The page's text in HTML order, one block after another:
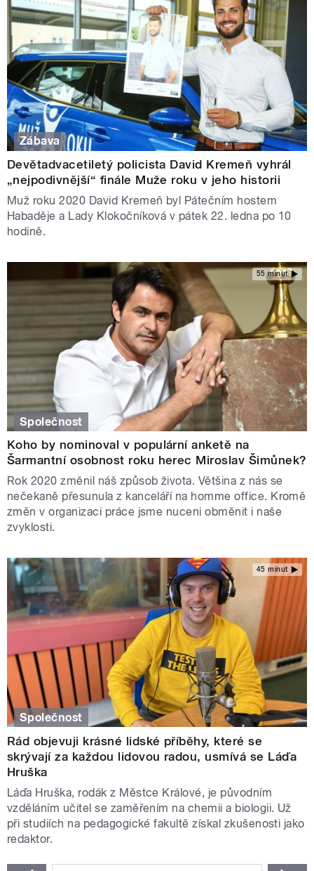
Zábava
Devětadvacetiletý policista David Kremeň vyhrál
„nejpodivnější“ finále Muže roku v jeho historii
Muž roku 2020 David Kremeň byl Pátečním hostem
Habaděje a Lady Klokočníková v pátek 22. ledna po 10
hodině.
55 minut
Společnost
Koho by nominoval v populární anketě na
Šarmantní osobnost roku herec Miroslav Šimůnek?
Rok 2020 změnil náš způsob života. Většina z nás se
nečekaně přesunula z kanceláří na homme office. Kromě
změn v organizaci práce jsme nuceni obměnit i naše
zvyklosti.
45 minut
Společnost
Rád objevuji krásné lidské příběhy, které se
skrývají za každou lidovou radou, usmívá se Láďa
Hruška
Láďa Hruška, rodák z Městce Králové, je původním
vzděláním učitel se zaměřením na chemii a biologii. Už
při studiích na pedagogické fakultě získal zkušenosti jako
redaktor.